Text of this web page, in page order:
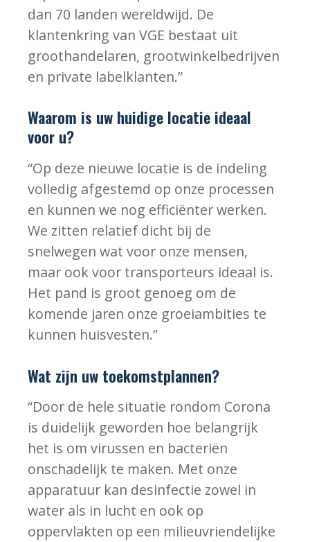
dan 70 landen wereldwijd. De
klantenkring van VGE bestaat uit
groothandelaren, grootwinkelbedrijven
en private labelklanten.”
Waarom is uw huidige locatie ideaal
voor u?
“Op deze nieuwe locatie is de indeling
volledig afgestemd op onze processen
en kunnen we nog efficiënter werken.
We zitten relatief dicht bij de
snelwegen wat voor onze mensen,
maar ook voor transporteurs ideaal is.
Het pand is groot genoeg om de
komende jaren onze groeiambities te
kunnen huisvesten.”
Wat zijn uw toekomstplannen?
“Door de hele situatie rondom Corona
is duidelijk geworden hoe belangrijk
het is om virussen en bacteriën
onschadelijk te maken. Met onze
apparatuur kan desinfectie zowel in
water als in lucht en ook op
oppervlakten op een milieuvriendelijke